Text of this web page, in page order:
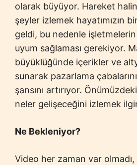
olarak büyüyor. Hareket
şeyler izlemek hayatımızın
geldi, bu nedenle
uyum sağlaması gerekiyor.
büyüklüğünde içerikler ve
sunarak pazarlama
şansını artırıyor.
neler gelişeceğini izlemek
Ne Bekleniyor?
Video her zaman var